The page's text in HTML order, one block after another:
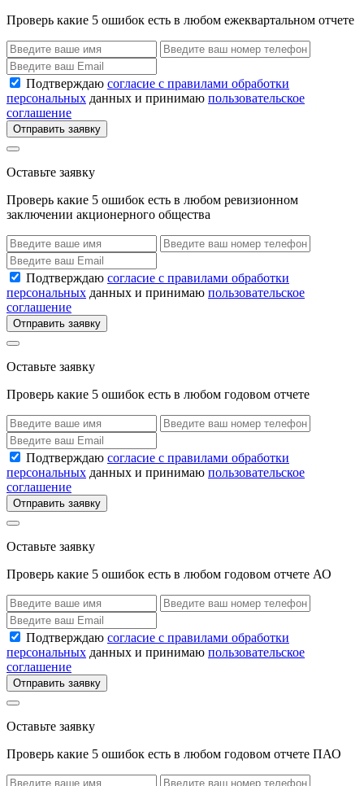
Проверь какие 5 ошибок есть в любом ежеквартальном отчете
Подтверждаю согласие с правилами обработки
персональных данных и принимаю пользовательское
соглашение
Отправить заявку
Оставьте заявку
Проверь какие 5 ошибок есть в любом ревизионном
заключении акционерного общества
Подтверждаю согласие с правилами обработки
персональных данных и принимаю пользовательское
соглашение
Отправить заявку
Оставьте заявку
Проверь какие 5 ошибок есть в любом годовом отчете
Подтверждаю согласие с правилами обработки
персональных данных и принимаю пользовательское
соглашение
Отправить заявку
Оставьте заявку
Проверь какие 5 ошибок есть в любом годовом отчете АО
Подтверждаю согласие с правилами обработки
персональных данных и принимаю пользовательское
соглашение
Отправить заявку
Оставьте заявку
Проверь какие 5 ошибок есть в любом годовом отчете ПАО